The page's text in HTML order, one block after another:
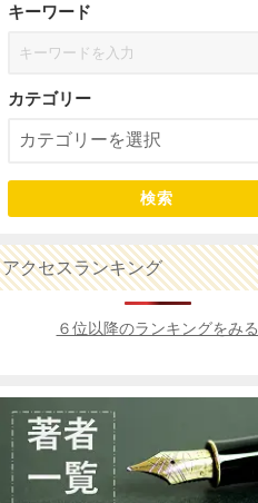
キーワード
カテゴリー
検索
アクセスランキング
６位以降のランキングをみる